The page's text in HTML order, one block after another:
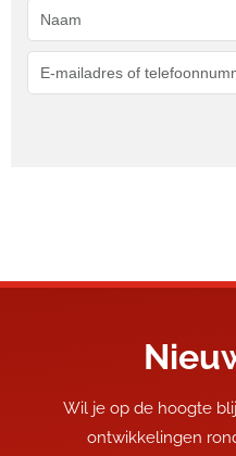
Wil je op de hoogte
ontwikkelingen